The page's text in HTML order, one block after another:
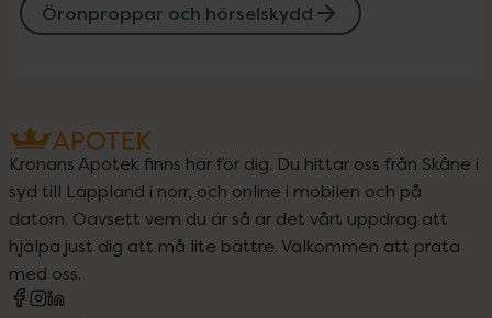
Öronproppar och hörselskydd
Kronans Apotek finns här för dig. Du hittar oss från Skåne i
syd till Lappland i norr, och online i mobilen och på
datorn. Oavsett vem du är så är det vårt uppdrag att
hjälpa just dig att må lite bättre. Välkommen att prata
med oss.